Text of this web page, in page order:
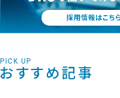
PICK UP
おすすめ記事